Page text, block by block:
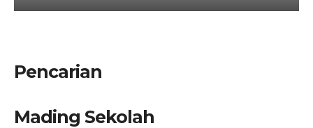
Pencarian
Mading Sekolah